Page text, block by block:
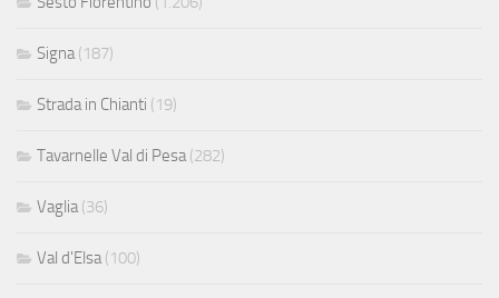
Signa(187)
Strada in Chianti (19)
Tavarnelle Val di Pesa(282)
Vaglia(36)
Val d'Elsa(100)